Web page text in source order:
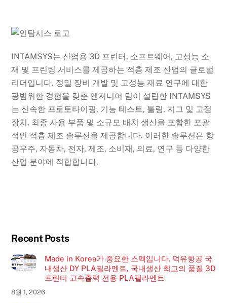
INTAMSYS는 산업용 3D 프린터, 소프트웨어, 고성능 소
재 및 프린팅 서비스를 제공하는 적층 제조 산업의 글로벌
리더입니다. 정밀 장비 개발 및 고성능 재료 연구에 대한
광범위한 경험을 갖춘 엔지니어 팀이 설립한 INTAMSYS
는 신속한 프로토타이핑, 기능 테스트, 툴링, 지그 및 고정
장치, 최종 사용 부품 및 소규모 배치 생산을 포함한 포괄
적인 적층 제조 솔루션을 제공합니다. 이러한 솔루션은 항
공우주, 자동차, 전자, 제조, 소비재, 의료, 연구 등 다양한
산업 분야에 적합합니다.
Recent Posts
Made in Korea가 중요한 스펙입니다. 덕유항공 국
내생산 DY PLA필라멘트, 국내생산 최고의 품질 3D
프린터 고속출력 전용 PLA필라멘트
8월 1, 2026